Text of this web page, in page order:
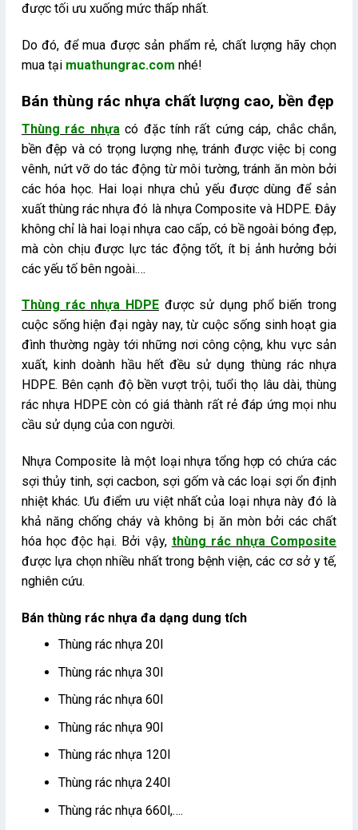
được tối ưu xuống mức thấp nhất.
Do đó, để mua được sản phẩm rẻ, chất lượng hãy chọn
mua tại muathungrac.com nhé!
Bán thùng rác nhựa chất lượng cao, bền đẹp
Thùng rác nhựa có đặc tính rất cứng cáp, chắc chắn,
bền đệp và có trọng lượng nhẹ, tránh được việc bị cong
vênh, nứt vỡ do tác động từ môi tường, tránh ăn mòn bởi
các hóa học. Hai loại nhựa chủ yếu được dùng để sản
xuất thùng rác nhựa đó là nhựa Composite và HDPE. Đây
không chỉ là hai loại nhựa cao cấp, có bề ngoài bóng đẹp,
mà còn chịu được lực tác động tốt, ít bị ảnh hưởng bởi
các yếu tố bên ngoài.…
Thùng rác nhựa HDPE được sử dụng phổ biến trong
cuộc sống hiện đại ngày nay, từ cuộc sống sinh hoạt gia
đình thường ngày tới những nơi công cộng, khu vực sản
xuất, kinh doành hầu hết đều sử dụng thùng rác nhựa
HDPE. Bên cạnh độ bền vượt trội, tuổi thọ lâu dài, thùng
rác nhựa HDPE còn có giá thành rất rẻ đáp ứng mọi nhu
cầu sử dụng của con người.
Nhựa Composite là một loại nhựa tổng hợp có chứa các
sợi thủy tinh, sợi cacbon, sợi gốm và các loại sợi ổn định
nhiệt khác. Ưu điểm ưu việt nhất của loại nhựa này đó là
khả năng chống cháy và không bị ăn mòn bởi các chất
hóa học độc hại. Bởi vậy, thùng rác nhựa Composite
được lựa chọn nhiều nhất trong bệnh viện, các cơ sở y tế,
nghiên cứu.
Bán thùng rác nhựa đa dạng dung tích
Thùng rác nhựa 20l
Thùng rác nhựa 30l
Thùng rác nhựa 60l
Thùng rác nhựa 90l
Thùng rác nhựa 120l
Thùng rác nhựa 240l
Thùng rác nhựa 660l,….